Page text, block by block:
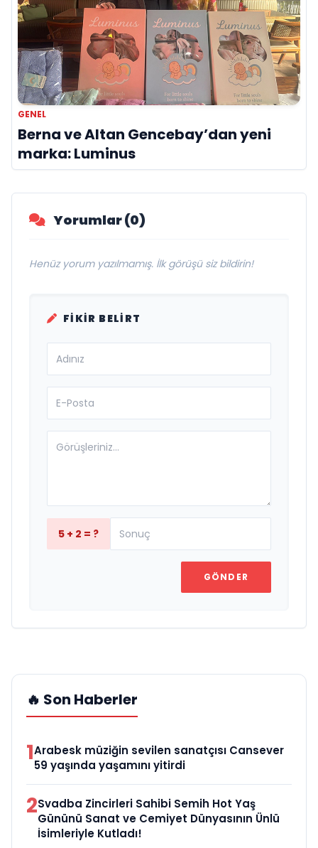
GENEL
Berna ve Altan Gencebay’dan yeni
marka: Luminus
Yorumlar (0)
Henüz yorum yazılmamış. İlk görüşü siz bildirin!
FIKIR BELIRT
5 + 2 = ?
GÖNDER
🔥 Son Haberler
1Arabesk müziğin sevilen sanatçısı Cansever
59 yaşında yaşamını yitirdi
2Svadba Zincirleri Sahibi Semih Hot Yaş
Gününü Sanat ve Cemiyet Dünyasının Ünlü
İsimleriyle Kutladı!